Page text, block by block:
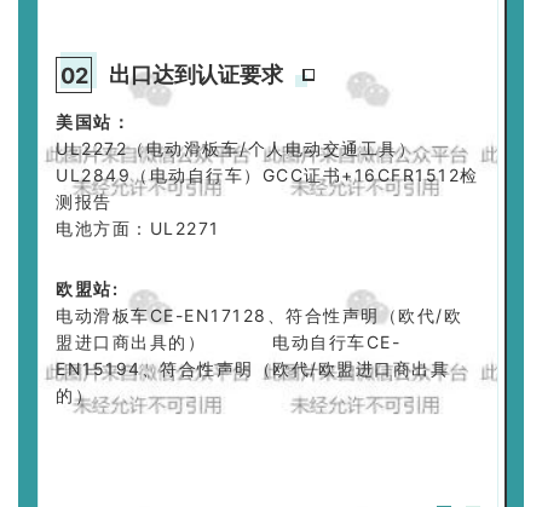
02 出口达到认证要求
美国站：
UL2272（电动滑板车/个人电动交通工具）
UL2849（电动自行车）GCC证书+16CFR1512检
测报告
电池方面：UL2271
欧盟站:
电动滑板车CE-EN17128、符合性声明（欧代/欧
盟进口商出具的） 电动自行车CE-
EN15194、符合性声明（欧代/欧盟进口商出具
的）